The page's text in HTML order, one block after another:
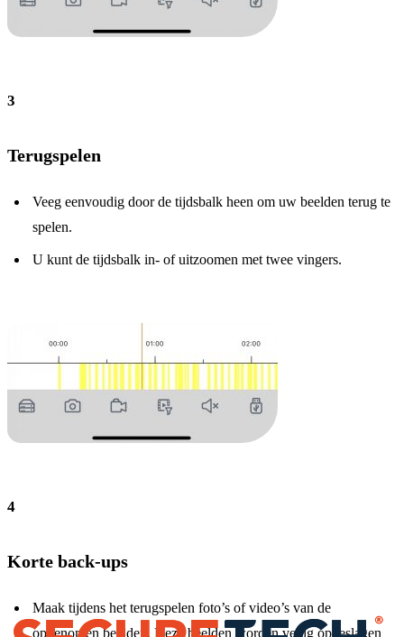
3
Terugspelen
Veeg eenvoudig door de tijdsbalk heen om uw beelden terug te
spelen.
U kunt de tijdsbalk in- of uitzoomen met twee vingers.
4
Korte back-ups
Maak tijdens het terugspelen foto’s of video’s van de
opgenomen beelden. Deze beelden worden veilig opgeslagen